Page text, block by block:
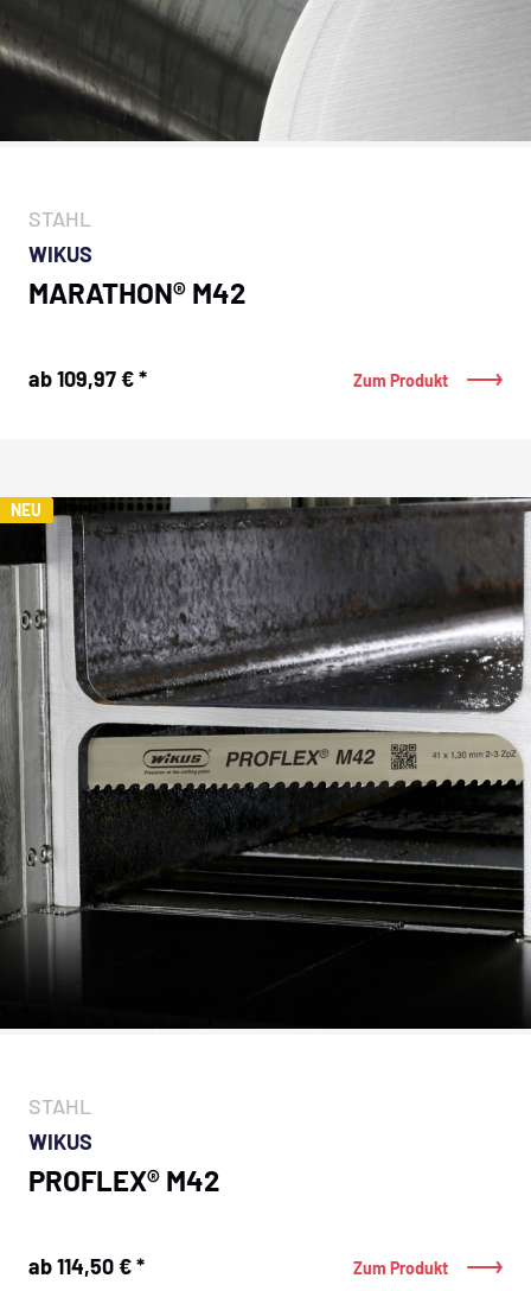
STAHL
WIKUS
MARATHON® M42
ab 109,97 € * Zum Produkt
NEU
STAHL
WIKUS
PROFLEX® M42
ab 114,50 € * Zum Produkt